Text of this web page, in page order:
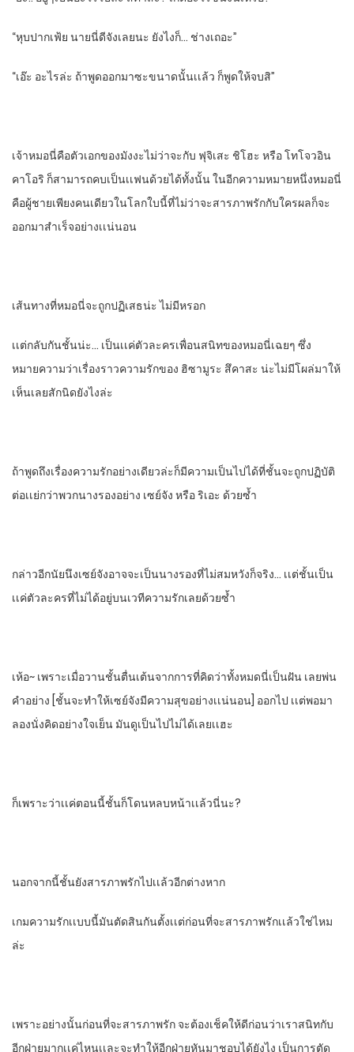
“หุบปากเฟ้ย​ นายนี่ดีจังเลยนะ​ ยังไงก็… ช่างเถอะ”
“เอ๊ะ​ อะไรล่ะ​ ถ้าพูดออกมาซะขนาดนั้นเเล้ว​ ก็พูดให้จบสิ”
เจ้าหมอนี่คือตัวเอกของมังงะ​ไม่ว่าจะกับ​ ฟุจิเสะ​ ชิโฮะ​ หรือ​ โทโจวอิน​
คาโอริ​ ก็สามารถคบเป็นเเฟนด้วยได้ทั้งนั้น​ ในอีกความหมายหนึ่งหมอนี่
คือผู้ชายเพียงคนเดียวในโลกใบนี้ที่ไม่ว่าจะสารภาพรักกับใครผลก็จะ
ออกมาสําเร็จอย่างเเน่นอน
เส้นทางที่หมอนี่จะถูกปฏิเสธน่ะ​ ไม่มีหรอก
เเต่กลับกันชั้นน่ะ… เป็นเเค่ตัวละครเพื่อนสนิทของหมอนี่เฉยๆ​ ซึ่ง
หมายความว่าเรื่องราวความรักของ​ ฮิซามูระ​ สึคาสะ​ น่ะไม่มีโผล่มาให้
เห็นเลยสักนิดยังไงล่ะ
ถ้าพูดถึงเรื่องความรักอย่างเดียวล่ะก็มีความเป็นไปได้ที่ชั้นจะถูกปฏิบัติ​
ต่อเเย่กว่าพวกนางรองอย่าง​ เซย์จัง​ หรือ​ ริเอะ​ ด้วยซํ้า
กล่าวอีกนัยนึงเซย์จังอาจจะเป็นนางรองที่ไม่สมหวังก็จริง…​ เเต่ชั้นเป็น
เเค่ตัวละครที่ไม่ได้อยู่บนเวทีความรักเลยด้วยซํ้า
เห้อ~ เพราะเมื่อวานชั้นตื่นเต้นจากการที่คิดว่าทั้งหมดนี่เป็นฝัน​ เลยพ่น
คําอย่าง​ [ชั้นจะทําให้เซย์จังมีความสุขอย่างเเน่นอน]​ ออกไป​ เเต่พอมา
ลองนั่งคิดอย่างใจเย็น​ มันดูเป็นไปไม่ได้เลยเเฮะ
ก็เพราะว่าเเค่ตอนนี้ชั้นก็โดนหลบหน้าเเล้วนี่นะ?
นอกจากนี้ชั้นยังสารภาพรักไปเเล้วอีกต่างหาก
เกมความรักเเบบนี้มันตัดสินกันตั้งเเต่ก่อนที่จะสารภาพรักเเล้วใช่ไหม
ล่ะ
เพราะอย่างนั้นก่อนที่จะสารภาพรัก​ จะต้องเช็คให้ดีก่อนว่าเราสนิทกับ
อีกฝ่ายมากเเค่ไหนเเละจะทําให้อีกฝ่ายหันมาชอบได้ยังไง​ เป็นการตัด